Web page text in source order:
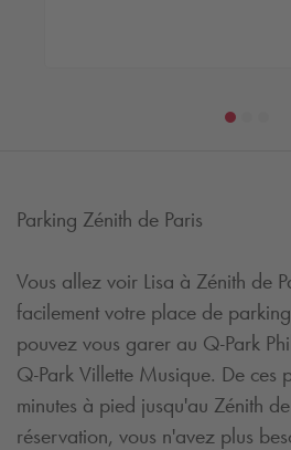
Parking Zénith de Paris
Vous allez voir Lisa à Zénith de
facilement votre place de
pouvez vous garer au Q-Park
Q-Park Villette Musique. De ces
minutes à pied jusqu'au Zénith
réservation, vous n'avez plus